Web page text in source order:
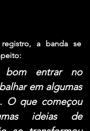
a banda se
bom entrar no
em algumas
O que começou
ideias de